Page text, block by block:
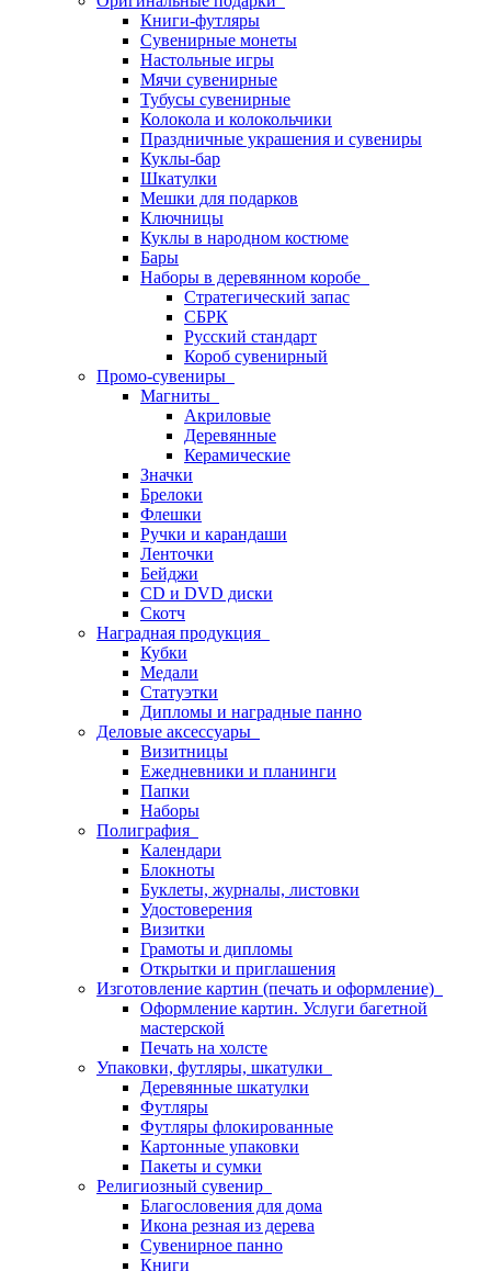
Книги-футляры
Сувенирные монеты
Настольные игры
Мячи сувенирные
Тубусы сувенирные
Колокола и колокольчики
Праздничные украшения и сувениры
Куклы-бар
Шкатулки
Мешки для подарков
Ключницы
Куклы в народном костюме
Бары
Наборы в деревянном коробе
Стратегический запас
СБРК
Русский стандарт
Короб сувенирный
Промо-сувениры
Магниты
Акриловые
Деревянные
Керамические
Значки
Брелоки
Флешки
Ручки и карандаши
Ленточки
Бейджи
CD и DVD диски
Скотч
Наградная продукция
Кубки
Медали
Статуэтки
Дипломы и наградные панно
Деловые аксессуары
Визитницы
Ежедневники и планинги
Папки
Наборы
Полиграфия
Календари
Блокноты
Буклеты, журналы, листовки
Удостоверения
Визитки
Грамоты и дипломы
Открытки и приглашения
Изготовление картин (печать и оформление)
Оформление картин. Услуги багетной
мастерской
Печать на холсте
Упаковки, футляры, шкатулки
Деревянные шкатулки
Футляры
Футляры флокированные
Картонные упаковки
Пакеты и сумки
Религиозный сувенир
Благословения для дома
Икона резная из дерева
Сувенирное панно
Книги